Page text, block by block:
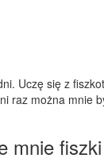
Uczę się z
raz można mnie
mnie fiszki